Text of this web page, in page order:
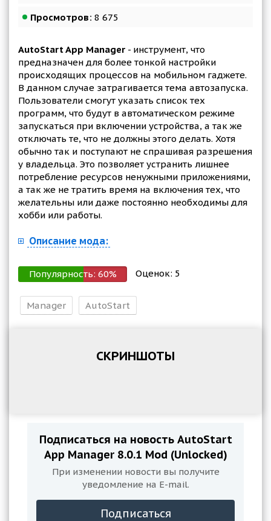
Просмотров: 8 675
AutoStart App Manager - инструмент, что
предназначен для более тонкой настройки
происходящих процессов на мобильном гаджете.
В данном случае затрагивается тема автозапуска.
Пользователи смогут указать список тех
программ, что будут в автоматическом режиме
запускаться при включении устройства, а так же
отключать те, что не должны этого делать. Хотя
обычно так и поступают не спрашивая разрешения
у владельца. Это позволяет устранить лишнее
потребление ресурсов ненужными приложениями,
а так же не тратить время на включения тех, что
желательны или даже постоянно необходимы для
хобби или работы.
Описание мода:
Популярность: 60% Оценок: 5
Manager AutoStart
СКРИНШОТЫ
Подписаться на новость AutoStart
App Manager 8.0.1 Mod (Unlocked)
При изменении новости вы получите
уведомление на E-mail.
Подписаться